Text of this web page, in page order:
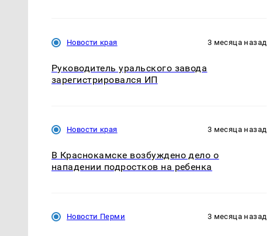
Новости края 3 месяца назад
Руководитель уральского завода
зарегистрировался ИП
Новости края 3 месяца назад
В Краснокамске возбуждено дело о
нападении подростков на ребенка
Новости Перми 3 месяца назад